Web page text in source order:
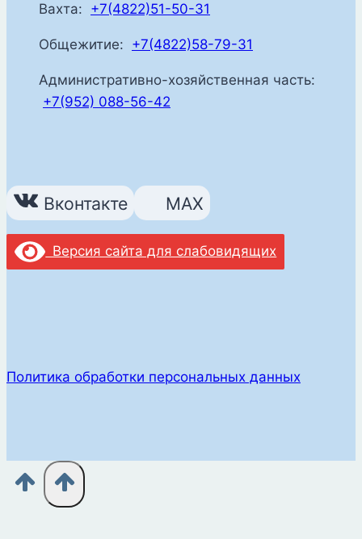
Вахта: +7(4822)51-50-31
Общежитие: +7(4822)58-79-31
Административно-хозяйственная часть:
+7(952) 088-56-42
Вконтакте MAX
Версия сайта для слабовидящих
Политика обработки персональных данных